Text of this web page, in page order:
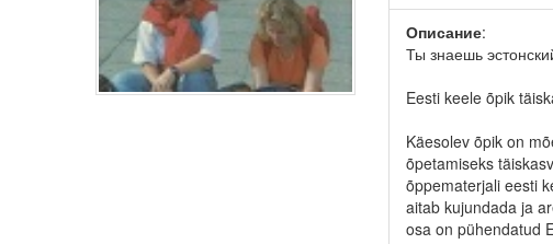
Описание:
Ты знаешь
Eesti keele õpik
Käesolev õpik on
õpetamiseks
õppematerjali eesti
aitab kujundada ja
osa on pühendatud